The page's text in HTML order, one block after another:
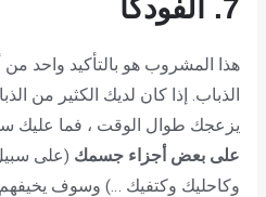
7. الفودكا
هذا المشروب هو بالتأكيد واحد
الذباب. إذا كان لديك الكثير من
يزعجك طوال الوقت ، فما عليك
على بعض أجزاء جسمك (على
وكاحليك وكتفيك …) وسوف